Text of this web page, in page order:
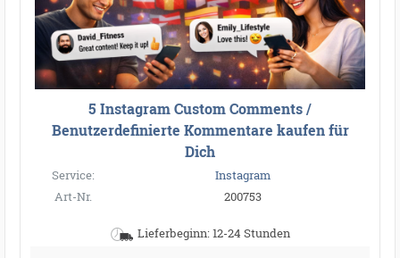
5 Instagram Custom Comments /
Benutzerdefinierte Kommentare kaufen für
Dich
Service:
Instagram
Art-Nr.
200753
Lieferbeginn: 12-24 Stunden